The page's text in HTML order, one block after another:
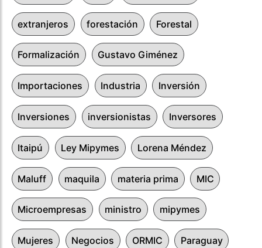
extranjeros forestación Forestal
Formalización Gustavo Giménez
Importaciones Industria Inversión
Inversiones inversionistas Inversores
Itaipú Ley Mipymes Lorena Méndez
Maluff maquila materia prima MIC
Microempresas ministro mipymes
Mujeres Negocios ORMIC Paraguay